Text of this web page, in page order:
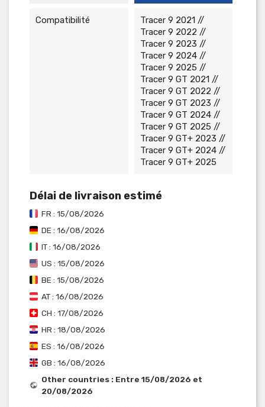
Compatibilité
Tracer 9 2021 //
Tracer 9 2022 //
Tracer 9 2023 //
Tracer 9 2024 //
Tracer 9 2025 //
Tracer 9 GT 2021 //
Tracer 9 GT 2022 //
Tracer 9 GT 2023 //
Tracer 9 GT 2024 //
Tracer 9 GT 2025 //
Tracer 9 GT+ 2023 //
Tracer 9 GT+ 2024 //
Tracer 9 GT+ 2025
Délai de livraison estimé
FR : 15/08/2026
DE : 16/08/2026
IT : 16/08/2026
US : 15/08/2026
BE : 15/08/2026
AT : 16/08/2026
CH : 17/08/2026
HR : 18/08/2026
ES : 16/08/2026
GB : 16/08/2026
Other countries : Entre 15/08/2026 et
20/08/2026